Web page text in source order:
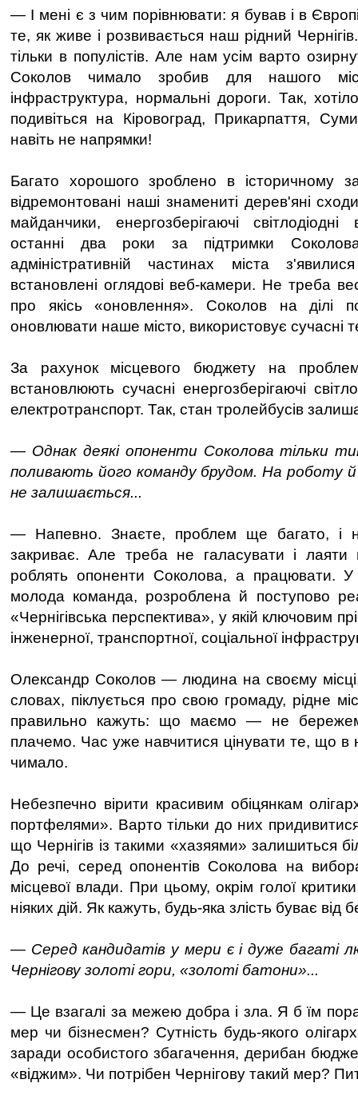
— І мені є з чим порівнювати: я бував і в
те, як живе і розвивається наш рідний
тільки в популістів. Але нам усім варто
Соколов чимало зробив для нашого
інфраструктура, нормальні дороги. Так,
подивіться на Кіровоград, Прикарпаття,
навіть не напрямки!
Багато хорошого зроблено в історичному
відремонтовані наші знамениті дерев'яні
майданчики, енергозберігаючі світлодіодні
останні два роки за підтримки
адміністративній частинах міста
встановлені оглядові веб-камери. Не треба
про якісь «оновлення». Соколов на ділі
оновлювати наше місто, використовує сучасні
За рахунок місцевого бюджету на
встановлюють сучасні енергозберігаючі
електротранспорт. Так, стан тролейбусів
— Однак деякі опоненти Соколова тільки
поливають його команду брудом. На роботу й
не залишається...
— Напевно. Знаєте, проблем ще багато, і
закриває. Але треба не галасувати і лаяти
роблять опоненти Соколова, а працювати.
молода команда, розроблена й поступово
«Чернігівська перспектива», у якій ключовим
інженерної, транспортної, соціальної
Олександр Соколов — людина на своєму
словах, піклується про свою громаду, рідне
правильно кажуть: що маємо — не
плачемо. Час уже навчитися цінувати те, що в
чимало.
Небезпечно вірити красивим обіцянкам
портфелями». Варто тільки до них
що Чернігів із такими «хазяями» залишиться
До речі, серед опонентів Соколова на
місцевої влади. При цьому, окрім голої
ніяких дій. Як кажуть, будь-яка злість буває від
— Серед кандидатів у мери є і дуже багаті
Чернігову золоті гори, «золоті батони»...
— Це взагалі за межею добра і зла. Я б їм
мер чи бізнесмен? Сутність будь-якого
заради особистого збагачення, дерибан
«віджим». Чи потрібен Чернігову такий мер?